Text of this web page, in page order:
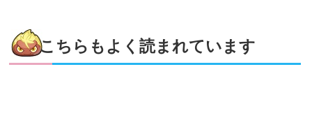
こちらもよく読まれています